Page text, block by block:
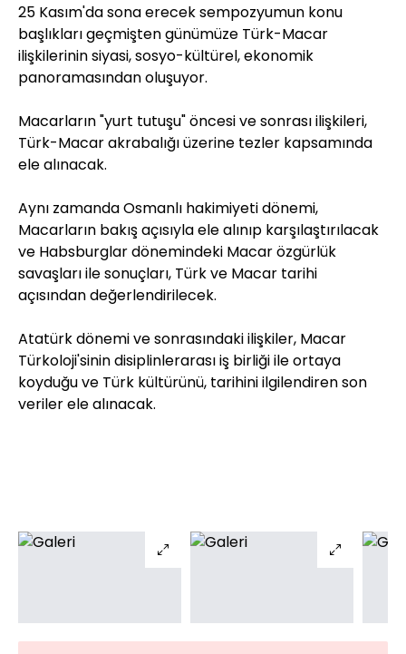
25 Kasım'da sona erecek sempozyumun konu
başlıkları geçmişten günümüze Türk-Macar
ilişkilerinin siyasi, sosyo-kültürel, ekonomik
panoramasından oluşuyor.
Macarların "yurt tutuşu" öncesi ve sonrası ilişkileri,
Türk-Macar akrabalığı üzerine tezler kapsamında
ele alınacak.
Aynı zamanda Osmanlı hakimiyeti dönemi,
Macarların bakış açısıyla ele alınıp karşılaştırılacak
ve Habsburglar dönemindeki Macar özgürlük
savaşları ile sonuçları, Türk ve Macar tarihi
açısından değerlendirilecek.
Atatürk dönemi ve sonrasındaki ilişkiler, Macar
Türkoloji'sinin disiplinlerarası iş birliği ile ortaya
koyduğu ve Türk kültürünü, tarihini ilgilendiren son
veriler ele alınacak.